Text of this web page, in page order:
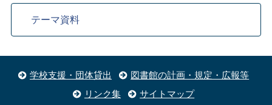
テーマ資料
学校支援・団体貸出
図書館の計画・規定・広報等
リンク集
サイトマップ